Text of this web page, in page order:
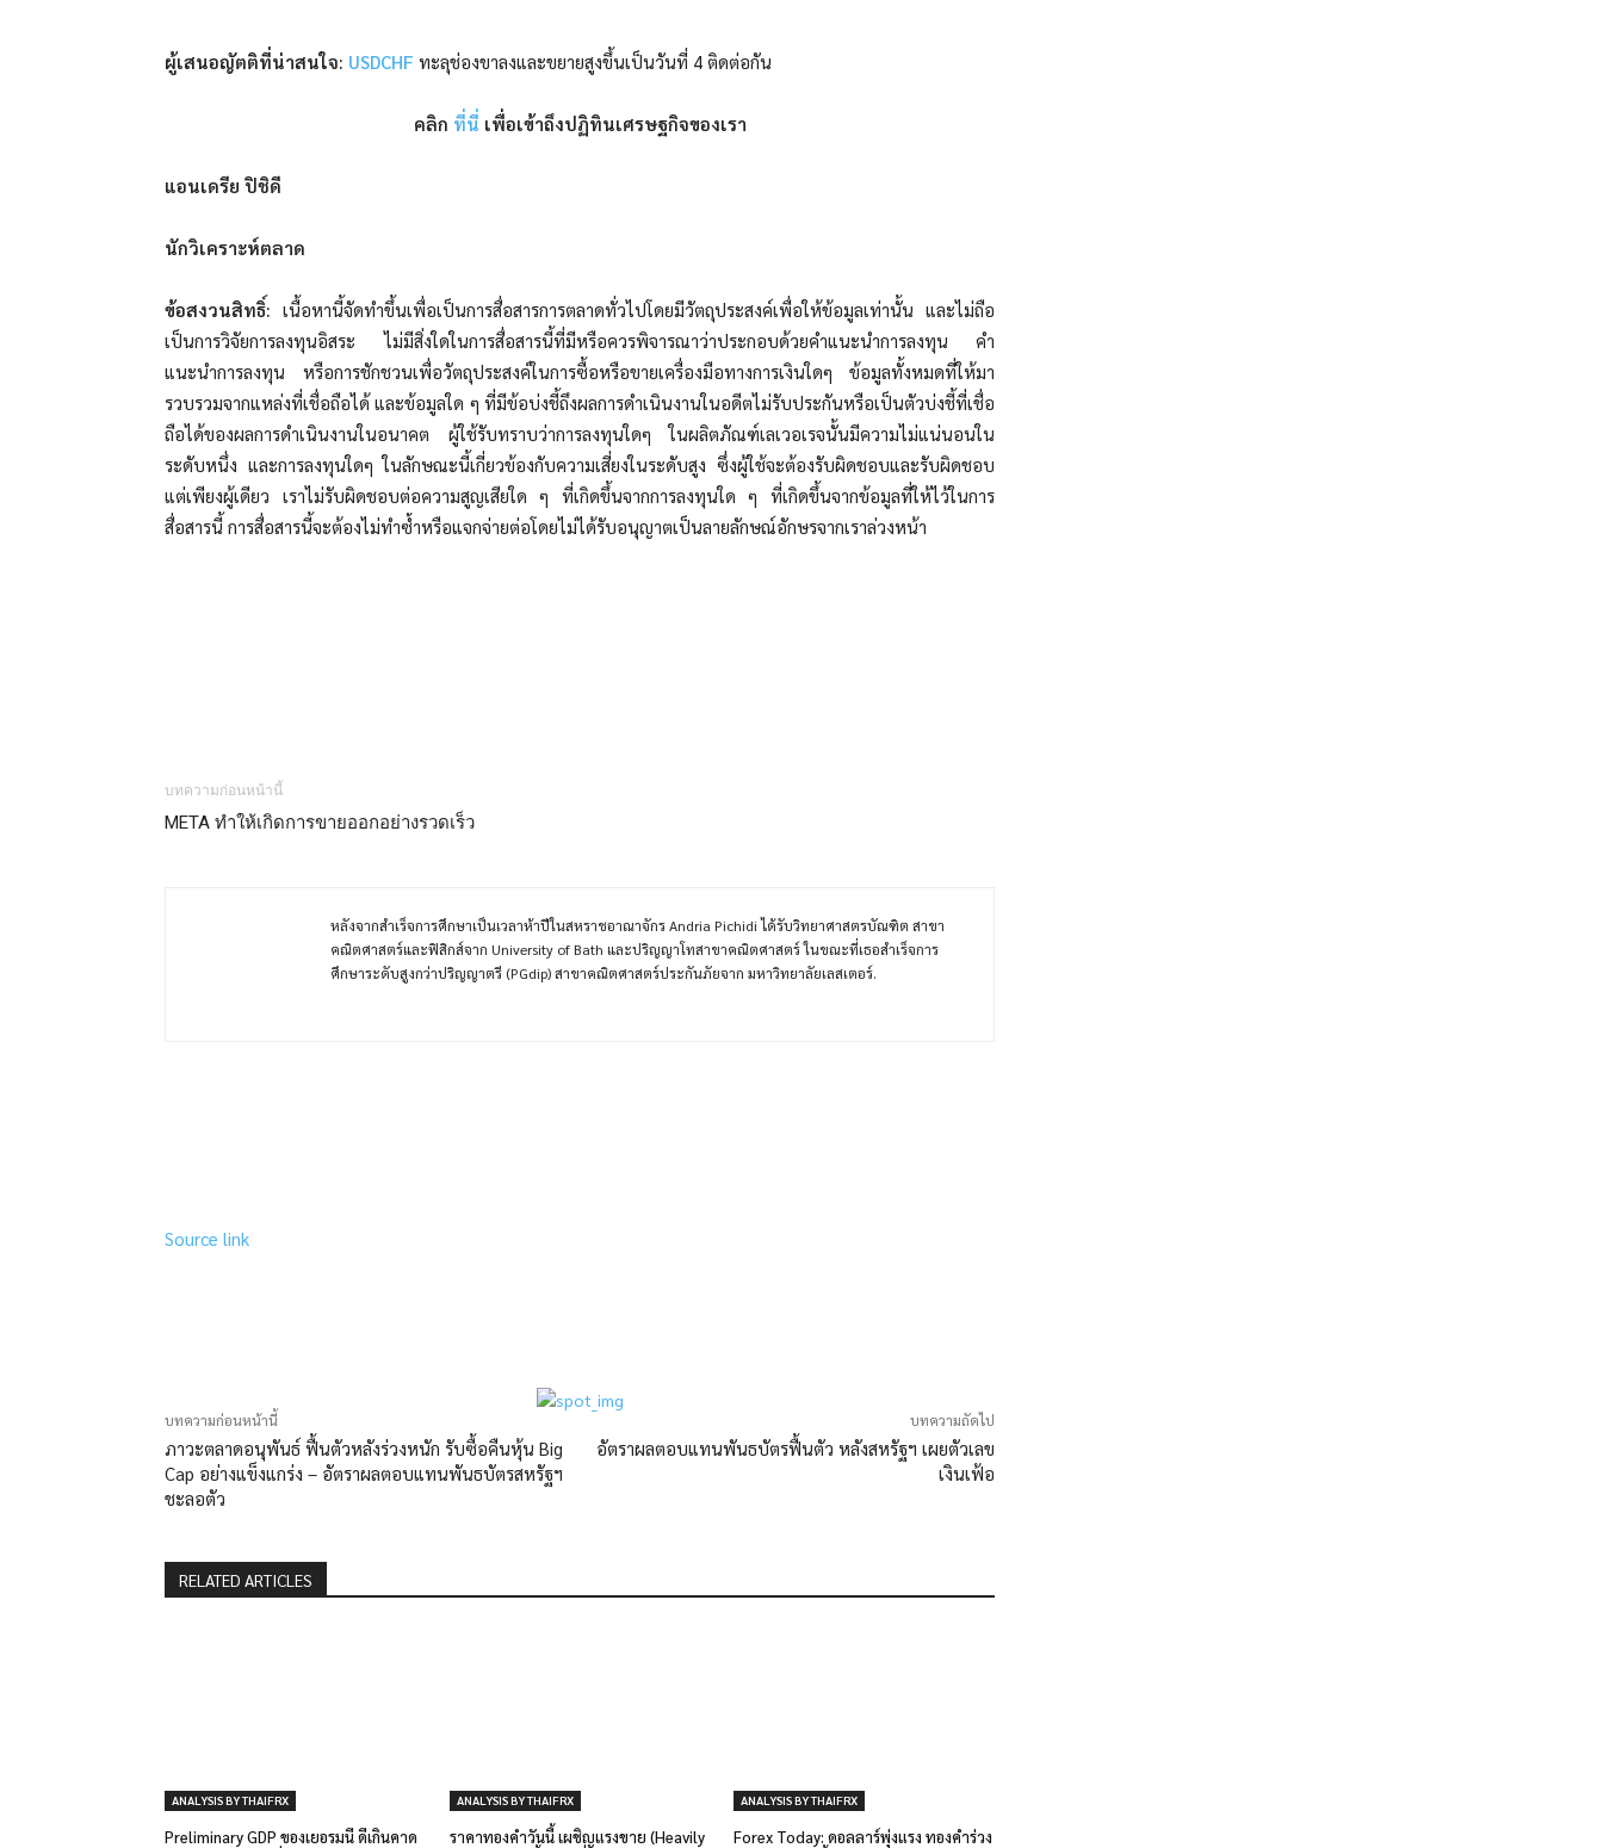
ผู้เสนอญัตติที่น่าสนใจ: USDCHF ทะลุช่องขาลงและขยายสูงขึ้นเป็นวันที่ 4 ติดต่อกัน
คลิก ที่นี่ เพื่อเข้าถึงปฏิทินเศรษฐกิจของเรา
แอนเดรีย ปิชิดี
นักวิเคราะห์ตลาด
ข้อสงวนสิทธิ์: เนื้อหานี้จัดทำขึ้นเพื่อเป็นการสื่อสารการตลาดทั่วไปโดยมีวัตถุประสงค์เพื่อให้ข้อมูลเท่านั้น และไม่ถือ
เป็นการวิจัยการลงทุนอิสระ ไม่มีสิ่งใดในการสื่อสารนี้ที่มีหรือควรพิจารณาว่าประกอบด้วยคำแนะนำการลงทุน คำ
แนะนำการลงทุน หรือการชักชวนเพื่อวัตถุประสงค์ในการซื้อหรือขายเครื่องมือทางการเงินใดๆ ข้อมูลทั้งหมดที่ให้มา
รวบรวมจากแหล่งที่เชื่อถือได้ และข้อมูลใด ๆ ที่มีข้อบ่งชี้ถึงผลการดำเนินงานในอดีตไม่รับประกันหรือเป็นตัวบ่งชี้ที่เชื่อ
ถือได้ของผลการดำเนินงานในอนาคต ผู้ใช้รับทราบว่าการลงทุนใดๆ ในผลิตภัณฑ์เลเวอเรจนั้นมีความไม่แน่นอนใน
ระดับหนึ่ง และการลงทุนใดๆ ในลักษณะนี้เกี่ยวข้องกับความเสี่ยงในระดับสูง ซึ่งผู้ใช้จะต้องรับผิดชอบและรับผิดชอบ
แต่เพียงผู้เดียว เราไม่รับผิดชอบต่อความสูญเสียใด ๆ ที่เกิดขึ้นจากการลงทุนใด ๆ ที่เกิดขึ้นจากข้อมูลที่ให้ไว้ในการ
สื่อสารนี้ การสื่อสารนี้จะต้องไม่ทำซ้ำหรือแจกจ่ายต่อโดยไม่ได้รับอนุญาตเป็นลายลักษณ์อักษรจากเราล่วงหน้า
บทความก่อนหน้านี้
META ทำให้เกิดการขายออกอย่างรวดเร็ว
หลังจากสำเร็จการศึกษาเป็นเวลาห้าปีในสหราชอาณาจักร Andria Pichidi ได้รับวิทยาศาสตรบัณฑิต สาขา
คณิตศาสตร์และฟิสิกส์จาก University of Bath และปริญญาโทสาขาคณิตศาสตร์ ในขณะที่เธอสำเร็จการ
ศึกษาระดับสูงกว่าปริญญาตรี (PGdip) สาขาคณิตศาสตร์ประกันภัยจาก มหาวิทยาลัยเลสเตอร์.
Source link
บทความก่อนหน้านี้
ภาวะตลาดอนุพันธ์ ฟื้นตัวหลังร่วงหนัก รับซื้อคืนหุ้น Big
Cap อย่างแข็งแกร่ง – อัตราผลตอบแทนพันธบัตรสหรัฐฯ
ชะลอตัว
บทความถัดไป
อัตราผลตอบแทนพันธบัตรฟื้นตัว หลังสหรัฐฯ เผยตัวเลข
เงินเฟ้อ
RELATED ARTICLES
ANALYSIS BY THAIFRX
Preliminary GDP ของเยอรมนี ดีเกินคาด
ANALYSIS BY THAIFRX
ราคาทองคำวันนี้ เผชิญแรงขาย (Heavily
ANALYSIS BY THAIFRX
Forex Today: ดอลลาร์พุ่งแรง ทองคำร่วง